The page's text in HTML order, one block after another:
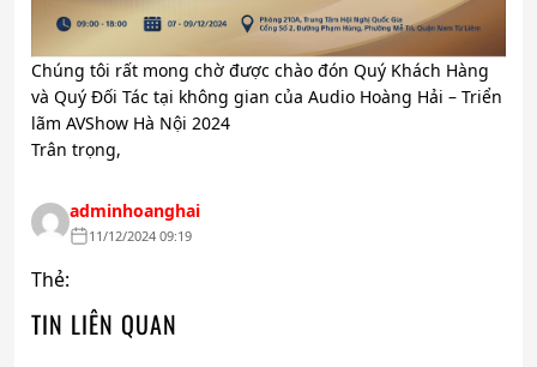
Chúng tôi rất mong chờ được chào đón Quý Khách Hàng
và Quý Đối Tác tại không gian của Audio Hoàng Hải – Triển
lãm AVShow Hà Nội 2024
Trân trọng,
adminhoanghai
11/12/2024 09:19
Thẻ:
TIN LIÊN QUAN